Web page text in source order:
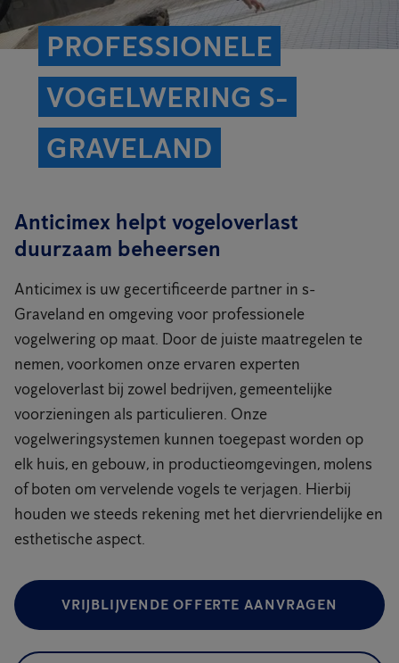
PROFESSIONELE
VOGELWERING S-
GRAVELAND
Anticimex helpt vogeloverlast
duurzaam beheersen
Anticimex is uw gecertificeerde partner in s-
Graveland en omgeving voor professionele
vogelwering op maat. Door de juiste maatregelen te
nemen, voorkomen onze ervaren experten
vogeloverlast bij zowel bedrijven, gemeentelijke
voorzieningen als particulieren. Onze
vogelweringsystemen kunnen toegepast worden op
elk huis, en gebouw, in productieomgevingen, molens
of boten om vervelende vogels te verjagen. Hierbij
houden we steeds rekening met het diervriendelijke en
esthetische aspect.
VRIJBLIJVENDE OFFERTE AANVRAGEN